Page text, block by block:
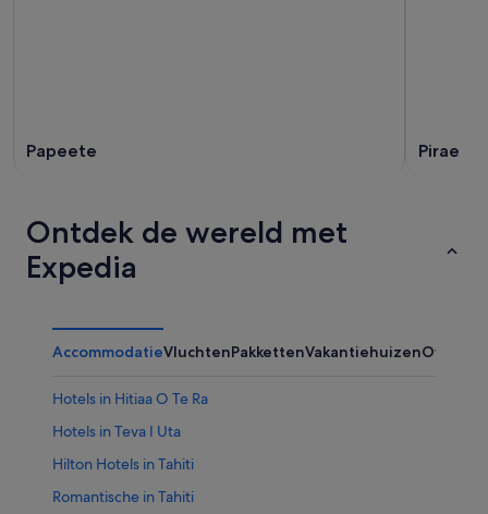
Papeete Pirae
Ontdek de wereld met
Expedia
AccommodatieVluchtenPakkettenVakantiehuizenOverig
Hotels in Hitiaa O Te Ra
Hotels in Teva I Uta
Hilton Hotels in Tahiti
Romantische in Tahiti